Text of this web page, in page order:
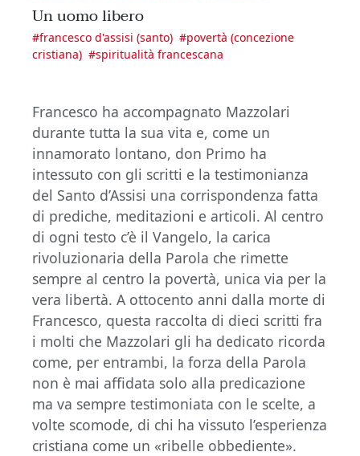
Un uomo libero
#francesco d'assisi (santo) #povertà (concezione
cristiana) #spiritualità francescana
Francesco ha accompagnato Mazzolari
durante tutta la sua vita e, come un
innamorato lontano, don Primo ha
intessuto con gli scritti e la testimonianza
del Santo d’Assisi una corrispondenza fatta
di prediche, meditazioni e articoli. Al centro
di ogni testo c’è il Vangelo, la carica
rivoluzionaria della Parola che rimette
sempre al centro la povertà, unica via per la
vera libertà. A ottocento anni dalla morte di
Francesco, questa raccolta di dieci scritti fra
i molti che Mazzolari gli ha dedicato ricorda
come, per entrambi, la forza della Parola
non è mai affidata solo alla predicazione
ma va sempre testimoniata con le scelte, a
volte scomode, di chi ha vissuto l’esperienza
cristiana come un «ribelle obbediente».